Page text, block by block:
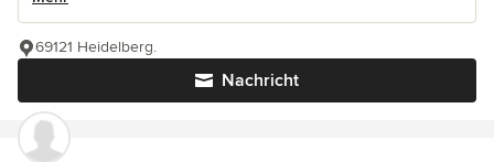
Nachricht
69121 Heidelberg.